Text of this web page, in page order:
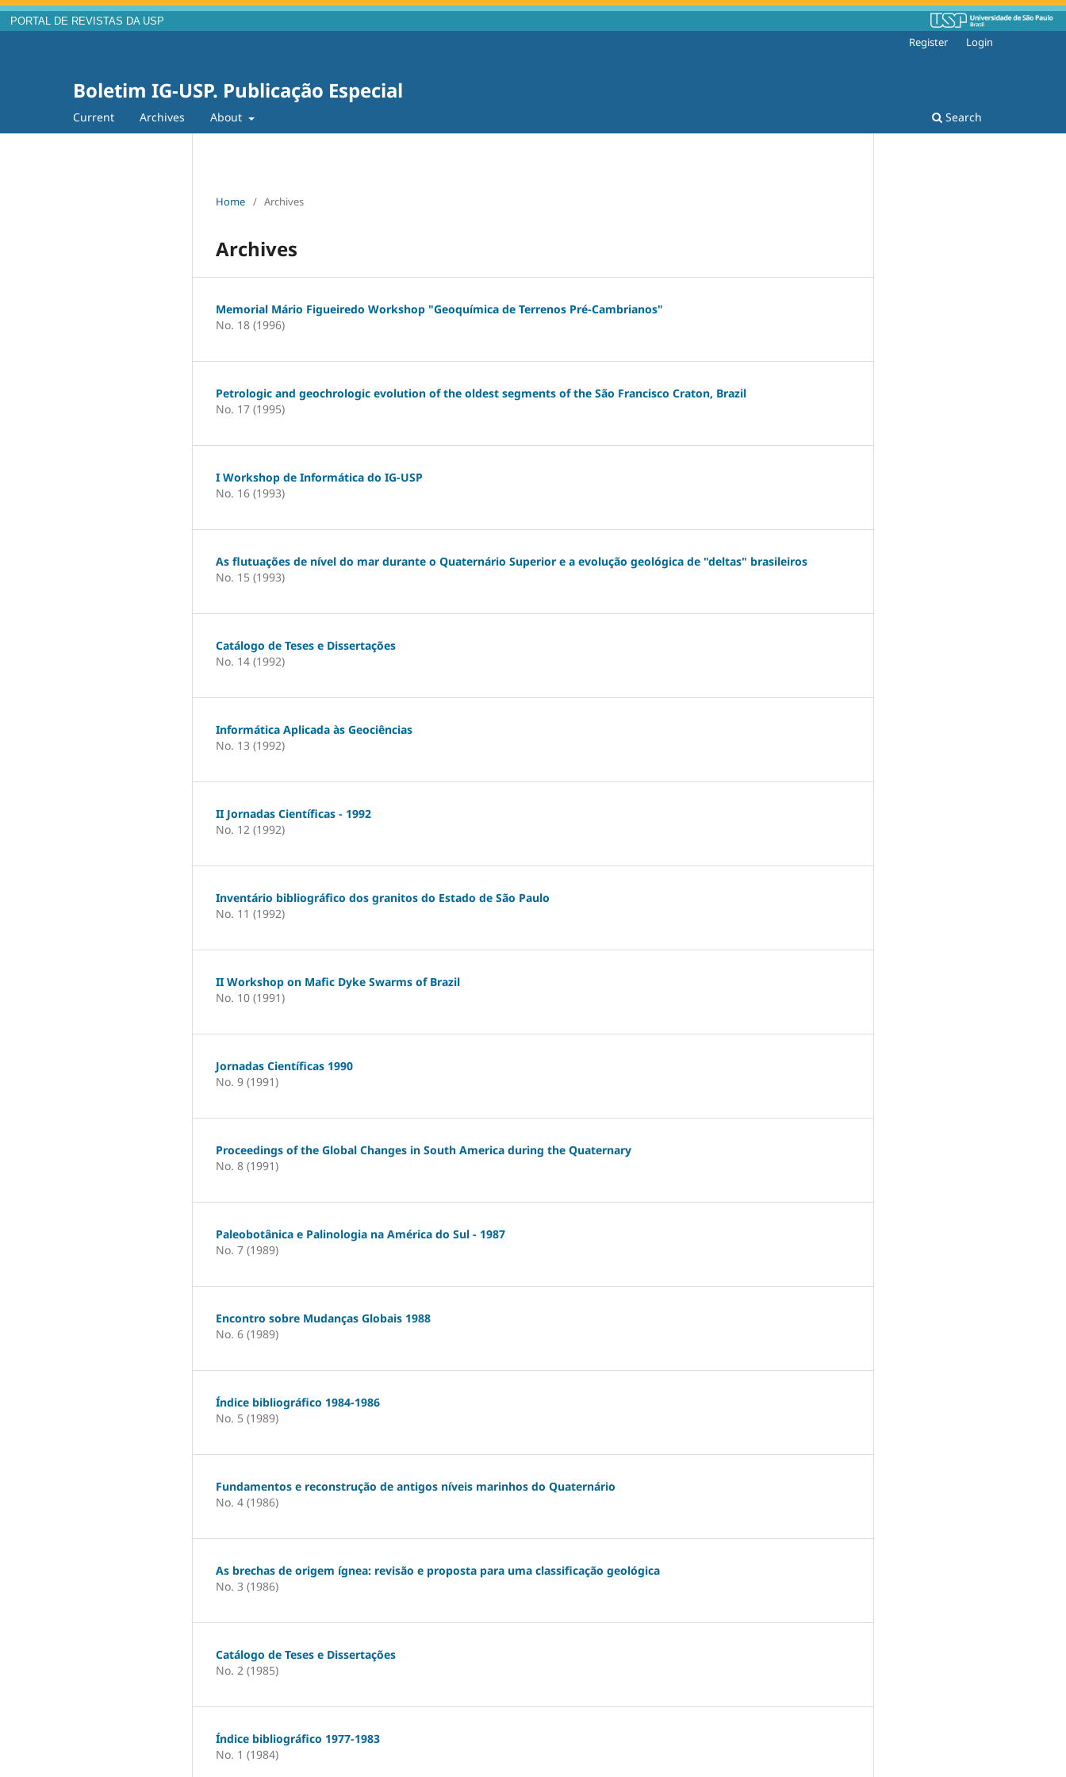
PORTAL DE REVISTAS DA USP
Boletim IG-USP. Publicação Especial
Current Archives About Search
Register Login
Home / Archives
Archives
Memorial Mário Figueiredo Workshop "Geoquímica de Terrenos Pré-Cambrianos"
No. 18 (1996)
Petrologic and geochrologic evolution of the oldest segments of the São Francisco Craton, Brazil
No. 17 (1995)
I Workshop de Informática do IG-USP
No. 16 (1993)
As flutuações de nível do mar durante o Quaternário Superior e a evolução geológica de "deltas" brasileiros
No. 15 (1993)
Catálogo de Teses e Dissertações
No. 14 (1992)
Informática Aplicada às Geociências
No. 13 (1992)
II Jornadas Científicas - 1992
No. 12 (1992)
Inventário bibliográfico dos granitos do Estado de São Paulo
No. 11 (1992)
II Workshop on Mafic Dyke Swarms of Brazil
No. 10 (1991)
Jornadas Científicas 1990
No. 9 (1991)
Proceedings of the Global Changes in South America during the Quaternary
No. 8 (1991)
Paleobotânica e Palinologia na América do Sul - 1987
No. 7 (1989)
Encontro sobre Mudanças Globais 1988
No. 6 (1989)
Índice bibliográfico 1984-1986
No. 5 (1989)
Fundamentos e reconstrução de antigos níveis marinhos do Quaternário
No. 4 (1986)
As brechas de origem ígnea: revisão e proposta para uma classificação geológica
No. 3 (1986)
Catálogo de Teses e Dissertações
No. 2 (1985)
Índice bibliográfico 1977-1983
No. 1 (1984)